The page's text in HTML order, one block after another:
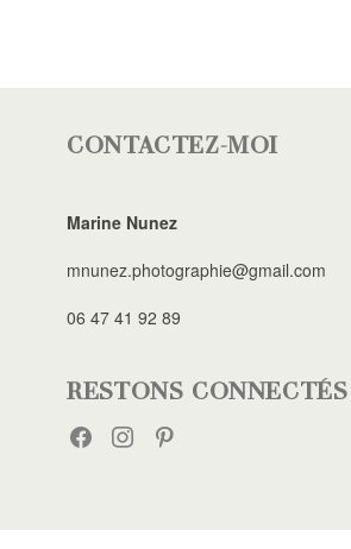
CONTACTEZ-MOI
Marine Nunez
mnunez.photographie@gmail.com
06 47 41 92 89
RESTONS CONNECTÉS